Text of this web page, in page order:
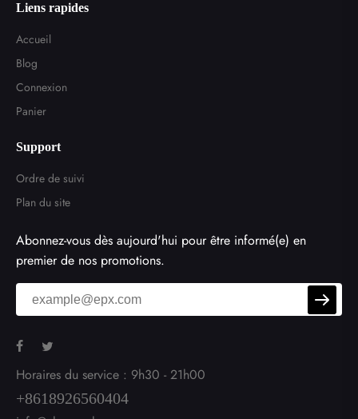
Liens rapides
Accueil
Blog
Connexion
Panier
Support
Ordre de suivi
Plan du site
Abonnez-vous dès aujourd'hui pour être informé(e) en
premier de nos promotions.
Horaires du service : 9h30 - 21h00
+8618926560404